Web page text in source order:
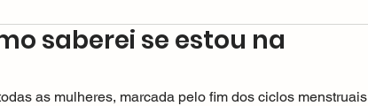
saberei se estou na
as mulheres, marcada pelo fim dos ciclos menstruais